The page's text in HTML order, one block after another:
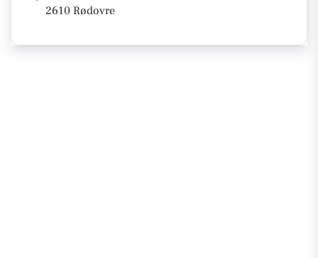
2610 Rødovre